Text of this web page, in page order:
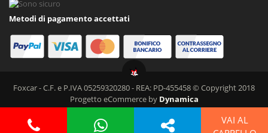
Metodi di pagamento accettati
Foxcar - C.F. e P.IVA 05259320280 - REA: PD-455458 © Copyright 2018
Progetto eCommerce by Dynamica
VAI AL